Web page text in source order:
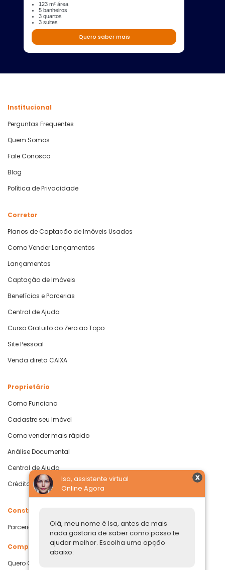
123 m² área
5 banheiros
3 quartos
3 suites
Quero saber mais
Isa, assistente virtual
Online Agora
Olá, meu nome é Isa, antes de mais
nada gostaria de saber como posso te
ajudar melhor. Escolha uma opção
abaixo:
Institucional
Perguntas Frequentes
Quem Somos
Fale Conosco
Blog
Política de Privacidade
Corretor
Planos de Captação de Imóveis Usados
Como Vender Lançamentos
Lançamentos
Captação de Imóveis
Benefícios e Parcerias
Central de Ajuda
Curso Gratuito do Zero ao Topo
Site Pessoal
Venda direta CAIXA
Proprietário
Como Funciona
Cadastre seu Imóvel
Como vender mais rápido
Análise Documental
Central de Ajuda
Crédito com Garantia de Imóvel
Construtoras
Parcerias Imobiliárias
Comprar ou alugar
Quero Comprar